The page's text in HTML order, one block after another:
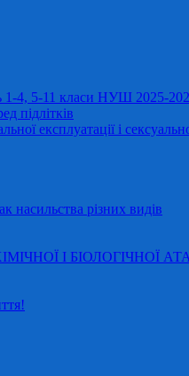
1-4, 5-11 класи НУШ 2025-
підлітків
експлуатації і
насильства різних видів
І БІОЛОГІЧНОЇ